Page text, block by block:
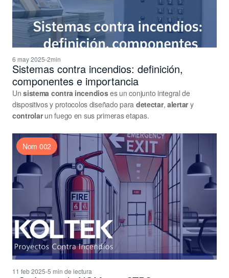
6 may 2025-2min
Sistemas contra incendios: definición,
componentes e importancia
Un sistema contra incendios es un conjunto integral de
dispositivos y protocolos diseñado para detectar, alertar y
controlar un fuego en sus primeras etapas.
Nom 002
11 feb 2025-5 min de lectura